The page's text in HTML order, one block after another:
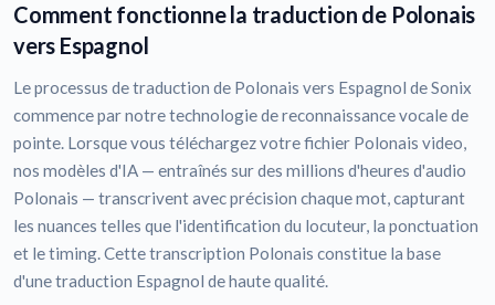
Comment fonctionne la traduction de Polonais
vers Espagnol
Le processus de traduction de Polonais vers Espagnol de Sonix
commence par notre technologie de reconnaissance vocale de
pointe. Lorsque vous téléchargez votre fichier Polonais video,
nos modèles d'IA — entraînés sur des millions d'heures d'audio
Polonais — transcrivent avec précision chaque mot, capturant
les nuances telles que l'identification du locuteur, la ponctuation
et le timing. Cette transcription Polonais constitue la base
d'une traduction Espagnol de haute qualité.